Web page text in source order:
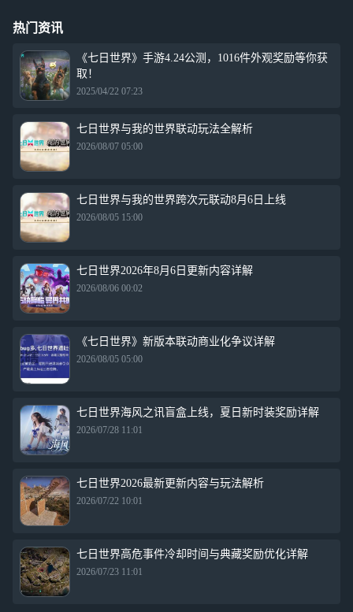
规模大团战，考验的不仅是技术和勇气在探寻浩劫真相的旅途中，
胁、或者其他进化者的挑战。在40人规模的战斗中，每个进化者都
将面临巨大的考验，团队的协作、战术的制定以及个人的智慧都将
成为胜利的关键因素。每个人都需要发挥自己的专长，紧密配合团
队中的其他成员，以争夺所剩无几的资源。
热门资讯
《七日世界》手游4.24公测，1016件外观奖励等你获
取！
2025/04/22 07:23
七日世界与我的世界联动玩法全解析
2026/08/07 05:00
七日世界与我的世界跨次元联动8月6日上线
2026/08/05 15:00
七日世界2026年8月6日更新内容详解
2026/08/06 00:02
《七日世界》新版本联动商业化争议详解
2026/08/05 05:00
七日世界海风之讯盲盒上线，夏日新时装奖励详解
2026/07/28 11:01
七日世界2026最新更新内容与玩法解析
2026/07/22 10:01
七日世界高危事件冷却时间与典藏奖励优化详解
2026/07/23 11:01